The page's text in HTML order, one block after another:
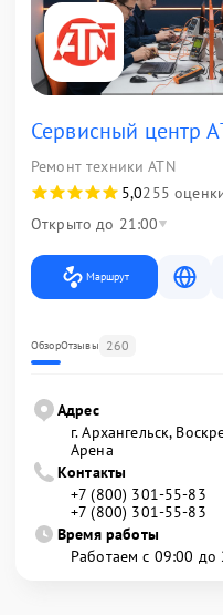
Сервисный центр
Ремонт техники ATN
5,0255
Открыто до 21:00
Маршрут
ОбзорОтзывы 260
Адрес
г. Архангельск,
Арена
Контакты
+7 (800) 301-55-83
+7 (800) 301-55-83
Время работы
Работаем с 09:00 до